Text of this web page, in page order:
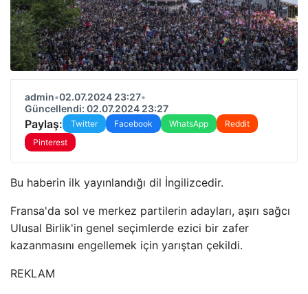
admin•02.07.2024 23:27•
Güncellendi: 02.07.2024 23:27
Paylaş: Twitter Facebook WhatsApp
Reddit
Pinterest
Bu haberin ilk yayınlandığı dil İngilizcedir.
Fransa'da sol ve merkez partilerin adayları, aşırı sağcı
Ulusal Birlik'in genel seçimlerde ezici bir zafer
kazanmasını engellemek için yarıştan çekildi.
REKLAM